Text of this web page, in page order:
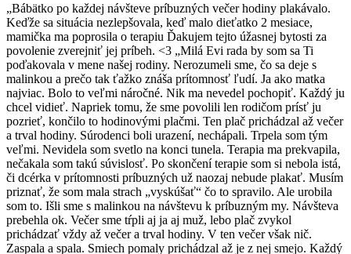
„Bábätko po každej návšteve príbuzných večer hodiny plakávalo.
Keďže sa situácia nezlepšovala, keď malo dieťatko 2 mesiace,
mamička ma poprosila o terapiu Ďakujem tejto úžasnej bytosti za
povolenie zverejniť jej príbeh. <3 „Milá Evi rada by som sa Ti
poďakovala v mene našej rodiny. Nerozumeli sme, čo sa deje s
malinkou a prečo tak ťažko znáša prítomnosť ľudí. Ja ako matka
najviac. Bolo to veľmi náročné. Nik ma nevedel pochopiť. Každý ju
chcel vidieť. Napriek tomu, že sme povolili len rodičom prísť ju
pozrieť, končilo to hodinovými plačmi. Ten plač prichádzal až večer
a trval hodiny. Súrodenci boli urazení, nechápali. Trpela som tým
veľmi. Nevidela som svetlo na konci tunela. Terapia ma prekvapila,
nečakala som takú súvislosť. Po skončení terapie som si nebola istá,
či dcérka v prítomnosti príbuzných už naozaj nebude plakať. Musím
priznať, že som mala strach „vyskúšať“ čo to spravilo. Ale urobila
som to. Išli sme s malinkou na návštevu k príbuzným my. Návšteva
prebehla ok. Večer sme tŕpli aj ja aj muž, lebo plač zvykol
prichádzať vždy až večer a trval hodiny. V ten večer však nič.
Zaspala a spala. Smiech pomaly prichádzal až je z nej smejo. Každý